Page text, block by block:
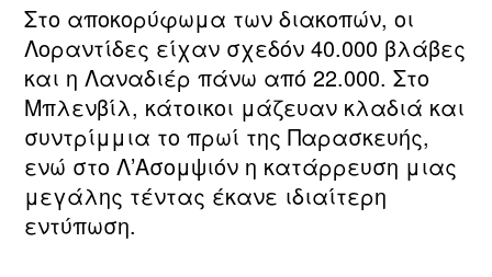
Στο αποκορύφωμα των διακοπών, οι
Λοραντίδες είχαν σχεδόν 40.000 βλάβες
και η Λαναδιέρ πάνω από 22.000. Στο
Μπλενβίλ, κάτοικοι μάζευαν κλαδιά και
συντρίμμια το πρωί της Παρασκευής,
ενώ στο Λ’Ασομψιόν η κατάρρευση μιας
μεγάλης τέντας έκανε ιδιαίτερη
εντύπωση.